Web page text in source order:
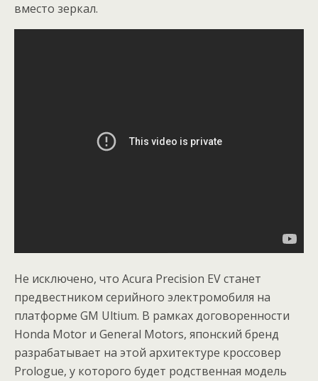
вместо зеркал.
Не исключено, что Acura Precision EV станет
предвестником серийного электромобиля на
платформе GM Ultium. В рамках договоренности
Honda Motor и General Motors, японский бренд
разрабатывает на этой архитектуре кроссовер
Prologue, у которого будет родственная модель